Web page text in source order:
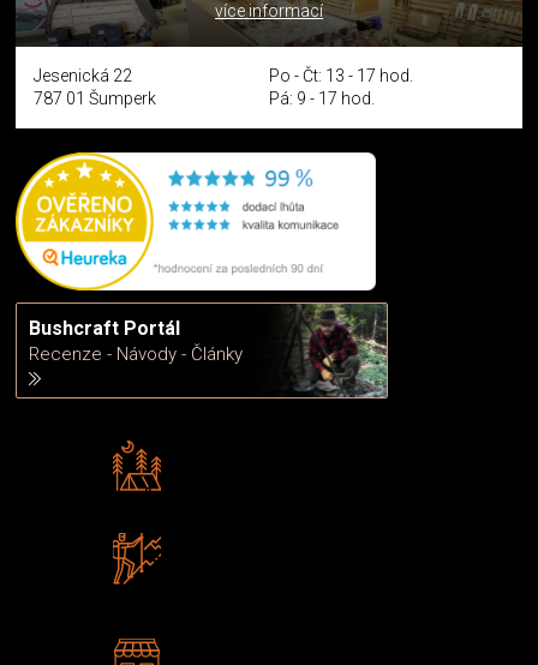
více informací
Jesenická 22
787 01 Šumperk
Po - Čt: 13 - 17 hod.
Pá: 9 - 17 hod.
Bushcraft Portál
Recenze - Návody - Články